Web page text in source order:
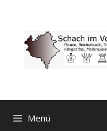
springen
Menü